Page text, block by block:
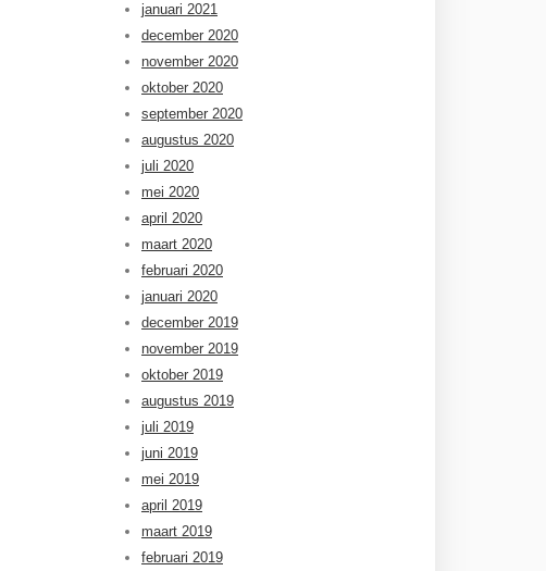
januari 2021
december 2020
november 2020
oktober 2020
september 2020
augustus 2020
juli 2020
mei 2020
april 2020
maart 2020
februari 2020
januari 2020
december 2019
november 2019
oktober 2019
augustus 2019
juli 2019
juni 2019
mei 2019
april 2019
maart 2019
februari 2019